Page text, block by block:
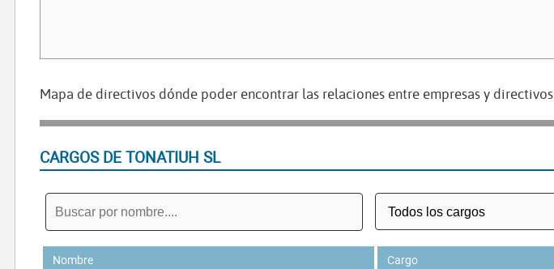
Mapa de directivos dónde poder encontrar las relaciones entre empresas y directivos
CARGOS DE TONATIUH SL
Nombre Cargo